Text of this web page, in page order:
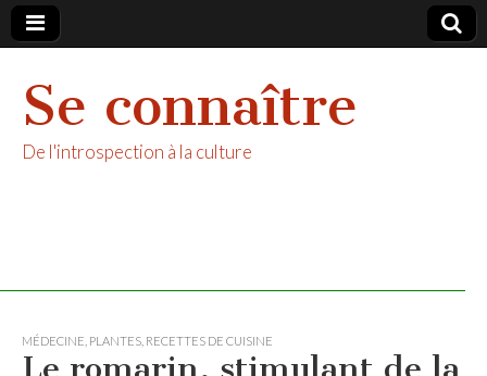
Se connaître
De l'introspection à la culture
MÉDECINE PLANTES RECETTES DE CUISINE